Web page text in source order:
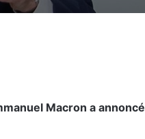
Macron a annoncé